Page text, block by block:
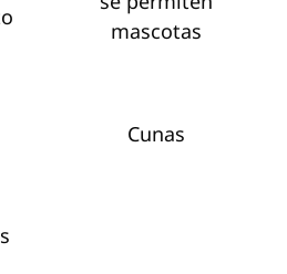
mascotas
Cunas